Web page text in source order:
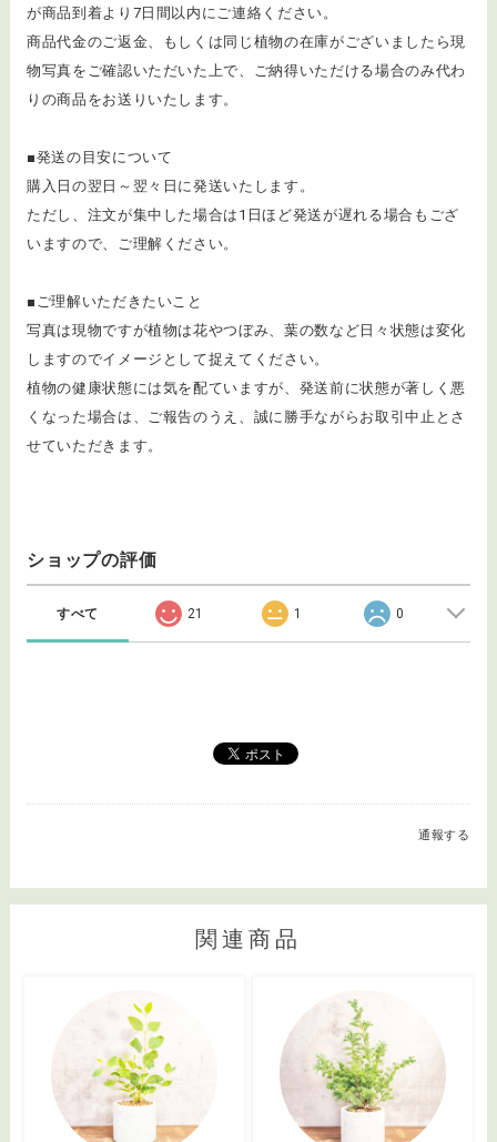
が商品到着より7日間以内にご連絡ください。
商品代金のご返金、もしくは同じ植物の在庫がございましたら現
物写真をご確認いただいた上で、ご納得いただける場合のみ代わ
りの商品をお送りいたします。
■発送の目安について
購入日の翌日～翌々日に発送いたします。
ただし、注文が集中した場合は1日ほど発送が遅れる場合もござ
いますので、ご理解ください。
■ご理解いただきたいこと
写真は現物ですが植物は花やつぼみ、葉の数など日々状態は変化
しますのでイメージとして捉えてください。
植物の健康状態には気を配ていますが、発送前に状態が著しく悪
くなった場合は、ご報告のうえ、誠に勝手ながらお取引中止とさ
せていただきます。
ショップの評価
すべて 21 1 0
通報する
関連商品